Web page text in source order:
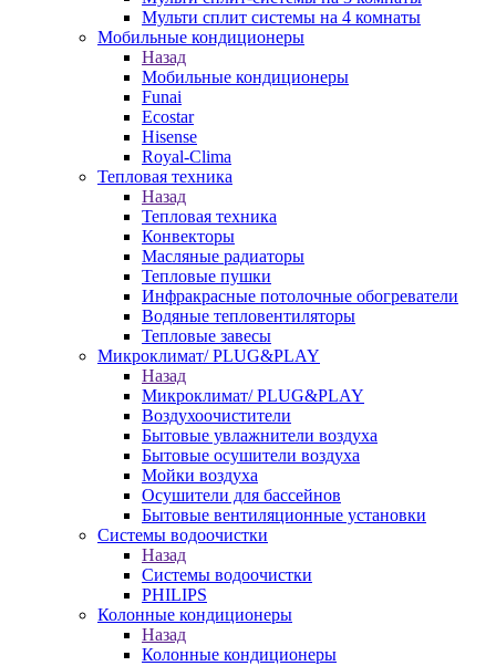
Мульти сплит системы на 4 комнаты
Мобильные кондиционеры
Назад
Мобильные кондиционеры
Funai
Ecostar
Hisense
Royal-Clima
Тепловая техника
Назад
Тепловая техника
Конвекторы
Масляные радиаторы
Тепловые пушки
Инфракрасные потолочные обогреватели
Водяные тепловентиляторы
Тепловые завесы
Микроклимат/ PLUG&PLAY
Назад
Микроклимат/ PLUG&PLAY
Воздухоочистители
Бытовые увлажнители воздуха
Бытовые осушители воздуха
Мойки воздуха
Осушители для бассейнов
Бытовые вентиляционные установки
Системы водоочистки
Назад
Системы водоочистки
PHILIPS
Колонные кондиционеры
Назад
Колонные кондиционеры